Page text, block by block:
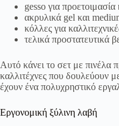
gesso για
ακρυλικά gel και
κόλλες για
τελικά προστατευτικά
Αυτό κάνει το σετ με πινέλα
καλλιτέχνες που δουλεύουν
έχουν ένα πολυχρηστικό
Εργονομική ξύλινη λαβή